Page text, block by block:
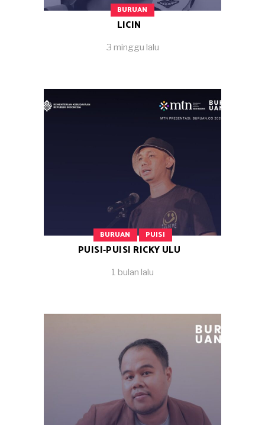
BURUAN
LICIN
3 minggu lalu
BURUAN PUISI
PUISI-PUISI RICKY ULU
1 bulan lalu